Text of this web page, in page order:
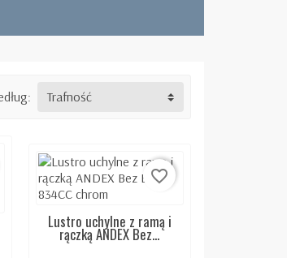
Trafność
DOSTĘPNY 24H
favorite_border
Lustro uchylne z ramą i
rączką ANDEX Bez...